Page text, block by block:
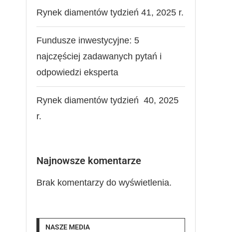
Rynek diamentów tydzień 41, 2025 r.
Fundusze inwestycyjne: 5
najczęściej zadawanych pytań i
odpowiedzi eksperta
Rynek diamentów tydzień 40, 2025
r.
Najnowsze komentarze
Brak komentarzy do wyświetlenia.
NASZE MEDIA